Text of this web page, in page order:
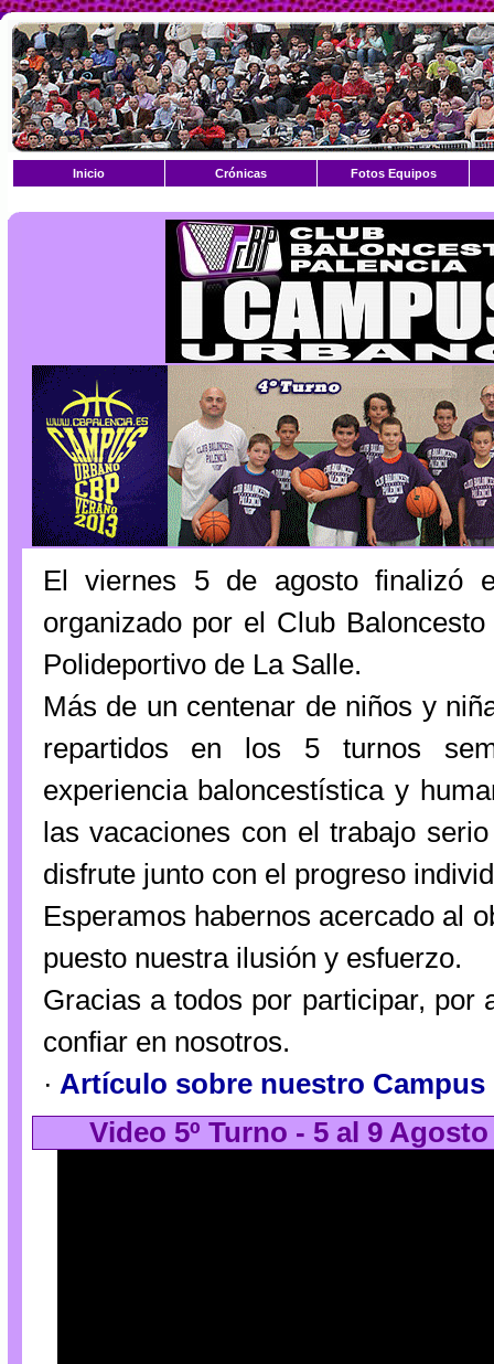
Inicio Crónicas Fotos Equipos
El viernes 5 de agosto finalizó
organizado por el Club
Polideportivo de La Salle.
Más de un centenar de niños y
repartidos en los 5 turnos
experiencia baloncestística y
las vacaciones con el trabajo
disfrute junto con el progreso
Esperamos habernos acercado al
puesto nuestra ilusión y esfuerzo.
Gracias a todos por participar, por
confiar en nosotros.
· Artículo sobre nuestro Campus
Video 5º Turno - 5 al 9 Agosto